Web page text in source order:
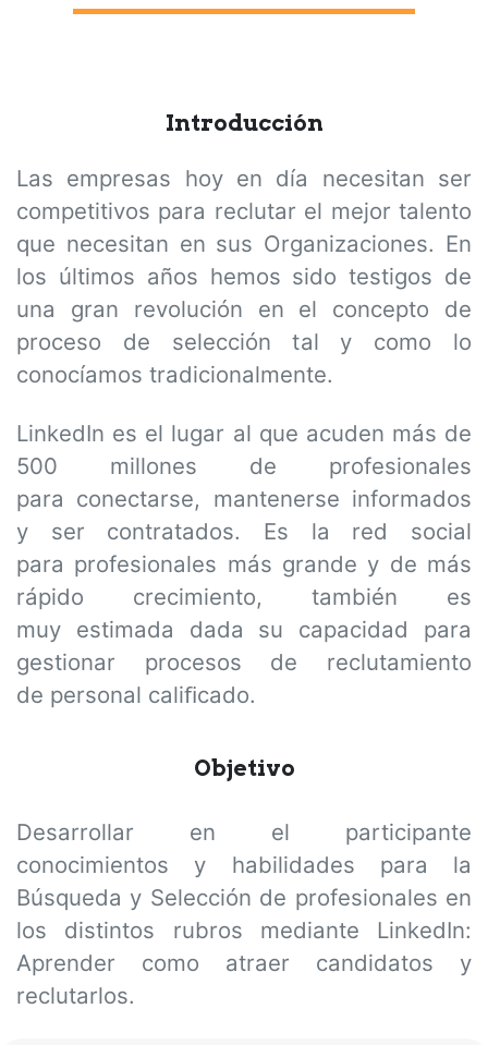
Introducción
Las empresas hoy en día necesitan ser
competitivos para reclutar el mejor talento
que necesitan en sus Organizaciones. En
los últimos años hemos sido testigos de
una gran revolución en el concepto de
proceso de selección tal y como lo
conocíamos tradicionalmente.
LinkedIn es el lugar al que acuden más de
500 millones de profesionales
para conectarse, mantenerse informados
y ser contratados. Es la red social
para profesionales más grande y de más
rápido crecimiento, también es
muy estimada dada su capacidad para
gestionar procesos de reclutamiento
de personal caliﬁcado.
Objetivo
Desarrollar en el participante
conocimientos y habilidades para la
Búsqueda y Selección de profesionales en
los distintos rubros mediante LinkedIn:
Aprender como atraer candidatos y
reclutarlos.